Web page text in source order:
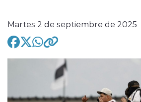
modo claro
Martes 2 de septiembre de 2025